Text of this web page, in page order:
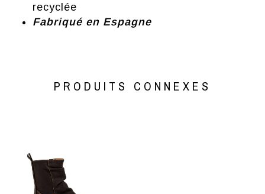
recyclée
Fabriqué en Espagne
PRODUITS CONNEXES